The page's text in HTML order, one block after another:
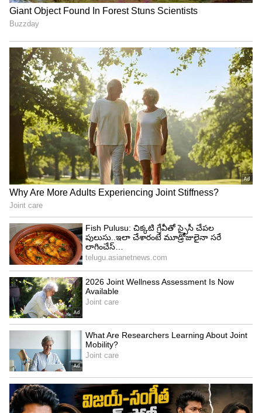
ఇలా అప్లయ్‌ చేసుకోవాలి..!
- అభ్యర్థులు మొదటhttps://nextstep.tcs.com/
ఓపెన్ చేయాలి.
- హోమ్ పేజీలో Register Now పైన క్లిక్ చేయాలి.
- తర్వాత IT పైన క్లిక్ చేయాలి.
- అభ్యర్థి వివరాలతో రిజిస్ట్రేషన్ చేసుకోవాలి.
- వివరాలు సరిచూసుకొని అప్లికేషన్ సబ్మిట్ చేయాలి.
- అప్లికేషన్ స్టేటస్‌లో Application Received అని
ఉండాలి.
- తర్వాత CT/DT ఐడీతో రెండో స్టెప్ దరఖాస్తు ప్రక్రియ
ఉంటుంది.